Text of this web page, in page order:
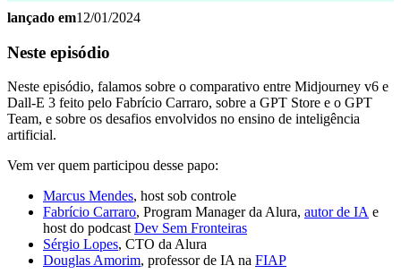
lançado em12/01/2024
Neste episódio
Neste episódio, falamos sobre o comparativo entre Midjourney v6 e
Dall-E 3 feito pelo Fabrício Carraro, sobre a GPT Store e o GPT
Team, e sobre os desafios envolvidos no ensino de inteligência
artificial.
Vem ver quem participou desse papo:
Marcus Mendes, host sob controle
Fabrício Carraro, Program Manager da Alura, autor de IA e
host do podcast Dev Sem Fronteiras
Sérgio Lopes, CTO da Alura
Douglas Amorim, professor de IA na FIAP